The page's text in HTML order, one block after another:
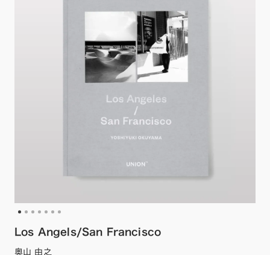
Los Angels/San Francisco
奥山 由之